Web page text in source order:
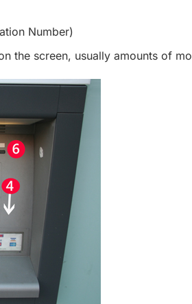
Number)
the screen, usually amounts of